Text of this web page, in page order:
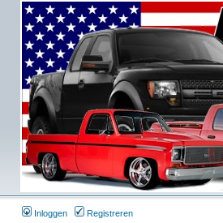
Inloggen Registreren